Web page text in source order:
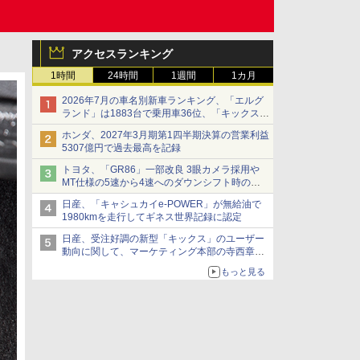
アクセスランキング
1時間 24時間 1週間 1カ月
2026年7月の車名別新車ランキング、「エルグ
ランド」は1883台で乗用車36位、「キックス」
は2591台で27位に
ホンダ、2027年3月期第1四半期決算の営業利益
5307億円で過去最高を記録
トヨタ、「GR86」一部改良 3眼カメラ採用や
MT仕様の5速から4速へのダウンシフト時の操
作性向上など
日産、「キャシュカイe-POWER」が無給油で
1980kmを走行してギネス世界記録に認定
日産、受注好調の新型「キックス」のユーザー
動向に関して、マーケティング本部の寺西章氏
もっと見る